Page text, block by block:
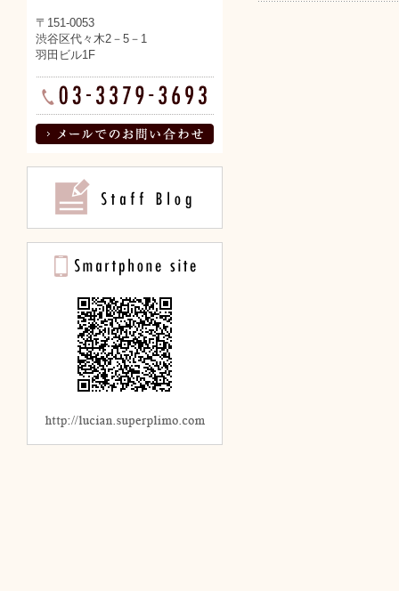
〒151-0053
渋谷区代々木2－5－1
羽田ビル1F